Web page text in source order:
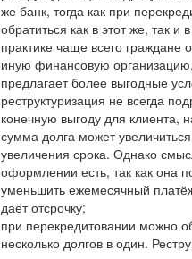
же банк, тогда как при
обратиться как в этот же, так и
практике чаще всего граждане
иную финансовую
предлагает более выгодные
реструктуризация не всегда
конечную выгоду для клиента,
сумма долга может увеличиться
увеличения срока. Однако
оформлении есть, так как она
уменьшить ежемесячный
даёт отсрочку;
при перекредитовании можно
несколько долгов в один.